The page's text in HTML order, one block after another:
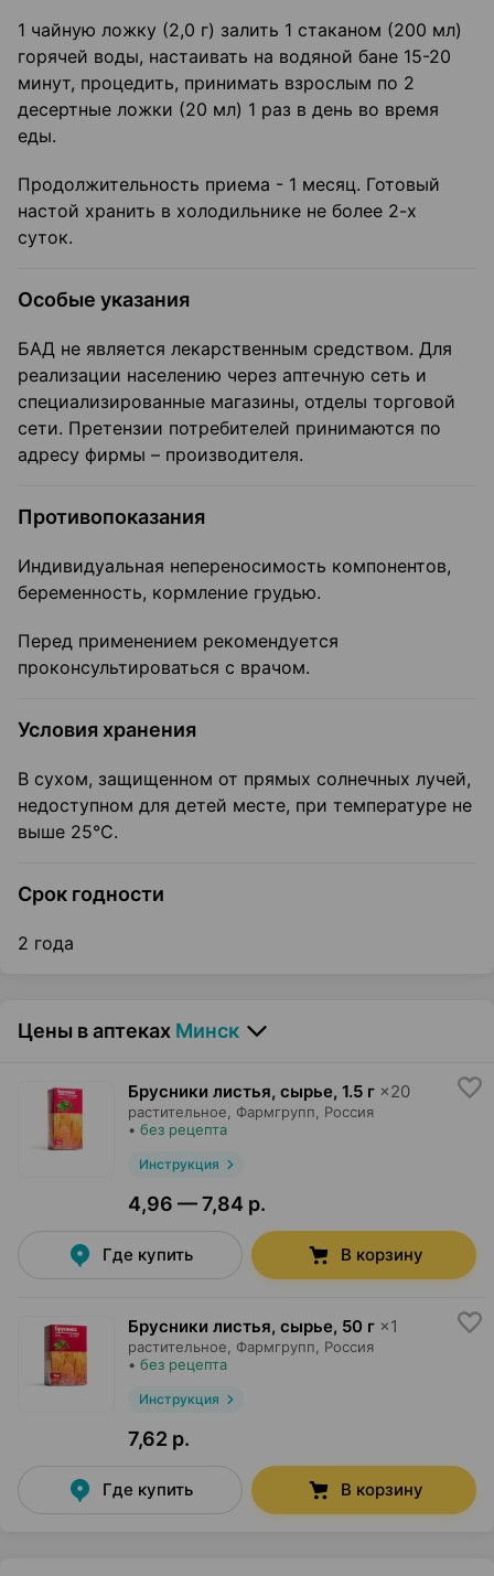
1 чайную ложку (2,0 г) залить 1 стаканом (200 мл)
горячей воды, настаивать на водяной бане 15-20
минут, процедить, принимать взрослым по 2
десертные ложки (20 мл) 1 раз в день во время
еды.
Продолжительность приема - 1 месяц. Готовый
настой хранить в холодильнике не более 2-х
суток.
Особые указания
БАД не является лекарственным средством. Для
реализации населению через аптечную сеть и
специализированные магазины, отделы торговой
сети. Претензии потребителей принимаются по
адресу фирмы – производителя.
Противопоказания
Индивидуальная непереносимость компонентов,
беременность, кормление грудью.
Перед применением рекомендуется
проконсультироваться с врачом.
Условия хранения
В сухом, защищенном от прямых солнечных лучей,
недоступном для детей месте, при температуре не
выше 25°С.
Срок годности
2 года
Цены в аптеках Минск
Брусники листья, сырье, 1.5 г ×20
растительное, Фармгрупп, Россия
• без рецепта
Инструкция
4,96 — 7,84 р.
Где купить В корзину
Брусники листья, сырье, 50 г ×1
растительное, Фармгрупп, Россия
• без рецепта
Инструкция
7,62 р.
Где купить В корзину